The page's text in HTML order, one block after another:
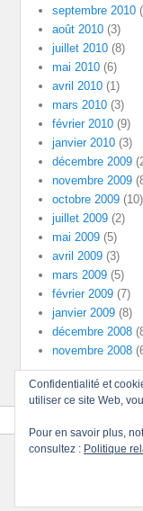
septembre 2010
août 2010 (3)
juillet 2010 (8)
mai 2010 (6)
avril 2010 (1)
mars 2010 (3)
février 2010 (9)
janvier 2010 (3)
décembre 2009
novembre 2009
octobre 2009 (10)
juillet 2009 (2)
mai 2009 (5)
avril 2009 (3)
mars 2009 (5)
février 2009 (7)
janvier 2009 (8)
décembre 2008
novembre 2008
Confidentialité et
utiliser ce site Web,
Pour en savoir plus,
consultez : Politique